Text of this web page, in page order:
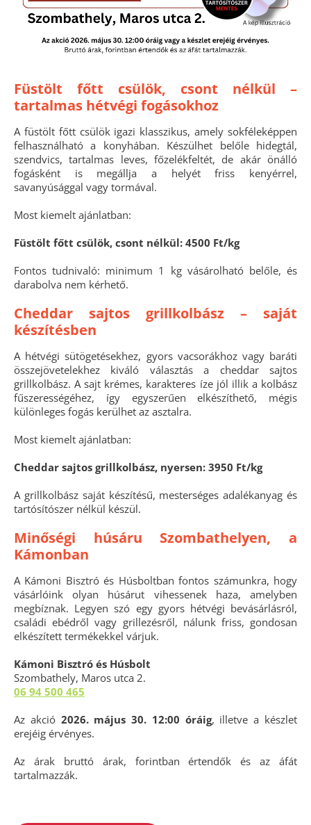
Füstölt főtt csülök, csont nélkül –
tartalmas hétvégi fogásokhoz
A füstölt főtt csülök igazi klasszikus, amely sokféleképpen
felhasználható a konyhában. Készülhet belőle hidegtál,
szendvics, tartalmas leves, főzelékfeltét, de akár önálló
fogásként is megállja a helyét friss kenyérrel,
savanyúsággal vagy tormával.
Most kiemelt ajánlatban:
Füstölt főtt csülök, csont nélkül: 4500 Ft/kg
Fontos tudnivaló: minimum 1 kg vásárolható belőle, és
darabolva nem kérhető.
Cheddar sajtos grillkolbász – saját
készítésben
A hétvégi sütögetésekhez, gyors vacsorákhoz vagy baráti
összejövetelekhez kiváló választás a cheddar sajtos
grillkolbász. A sajt krémes, karakteres íze jól illik a kolbász
fűszerességéhez, így egyszerűen elkészíthető, mégis
különleges fogás kerülhet az asztalra.
Most kiemelt ajánlatban:
Cheddar sajtos grillkolbász, nyersen: 3950 Ft/kg
A grillkolbász saját készítésű, mesterséges adalékanyag és
tartósítószer nélkül készül.
Minőségi húsáru Szombathelyen, a
Kámonban
A Kámoni Bisztró és Húsboltban fontos számunkra, hogy
vásárlóink olyan húsárut vihessenek haza, amelyben
megbíznak. Legyen szó egy gyors hétvégi bevásárlásról,
családi ebédről vagy grillezésről, nálunk friss, gondosan
elkészített termékekkel várjuk.
Kámoni Bisztró és Húsbolt
Szombathely, Maros utca 2.
06 94 500 465
Az akció 2026. május 30. 12:00 óráig, illetve a készlet
erejéig érvényes.
Az árak bruttó árak, forintban értendők és az áfát
tartalmazzák.